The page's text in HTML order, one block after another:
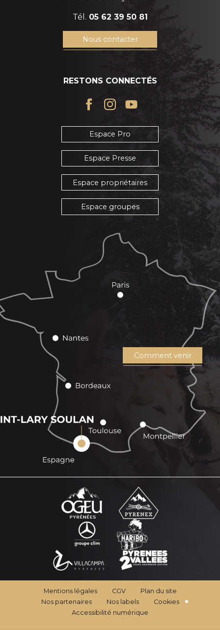
Tél. 05 62 39 50 81
Nous contacter
RESTONS CONNECTÉS
Espace Pro
Espace Presse
Espace propriétaires
Espace groupes
Comment venir
Mentions légales CGV
Plan du site
Nos partenaires
Nos labels
Cookies
Accessibilité numérique